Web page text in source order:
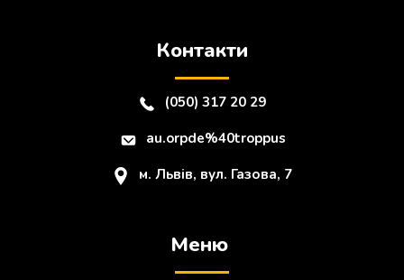
Контакти
(050) 317 20 29
au.orpde%40troppus
м. Львів, вул. Газова, 7
Меню